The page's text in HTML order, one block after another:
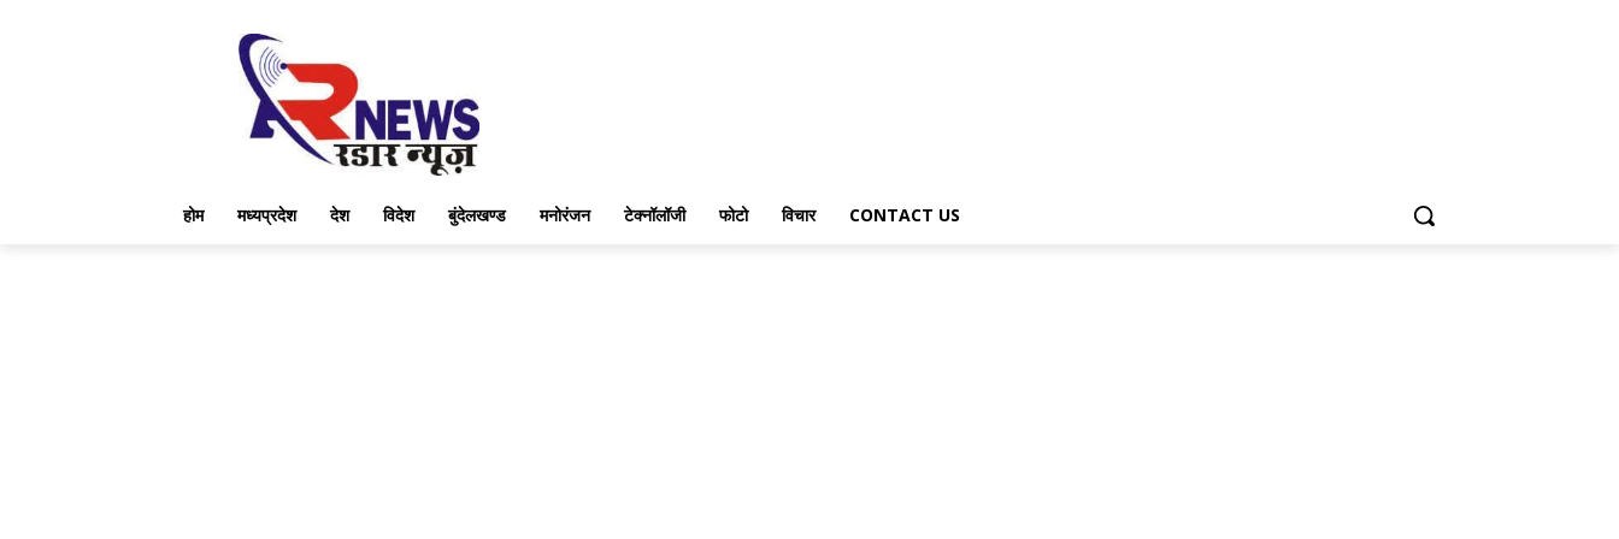
होम मध्यप्रदेश देश विदेश बुंदेलखण्ड मनोरंजन टेक्नॉलॉजी फोटो विचार CONTACT US